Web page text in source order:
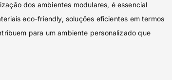
dos ambientes modulares, é essencial
eco-friendly, soluções eficientes em termos
para um ambiente personalizado que